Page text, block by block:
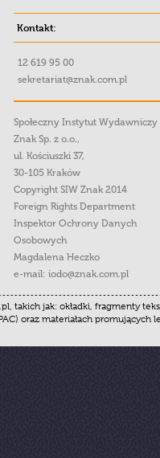
Kontakt:
12 619 95 00
sekretariat@znak.com.pl
Społeczny Instytut Wydawniczy
Znak Sp. z o.o.,
ul. Kościuszki 37,
30-105 Kraków
Copyright SIW Znak 2014
Foreign Rights Department
Inspektor Ochrony Danych
Osobowych
Magdalena Heczko
e-mail: iodo@znak.com.pl
takich jak: okładki, fragmenty
oraz materiałach promujących